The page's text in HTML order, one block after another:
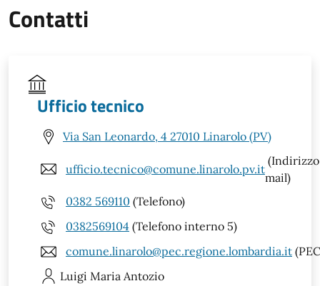
Contatti
Ufficio tecnico
Via San Leonardo, 4 27010 Linarolo (PV)
ufficio.tecnico@comune.linarolo.pv.it
(Indirizzo
mail)
0382 569110 (Telefono)
0382569104 (Telefono interno 5)
comune.linarolo@pec.regione.lombardia.it
Luigi Maria Antozio